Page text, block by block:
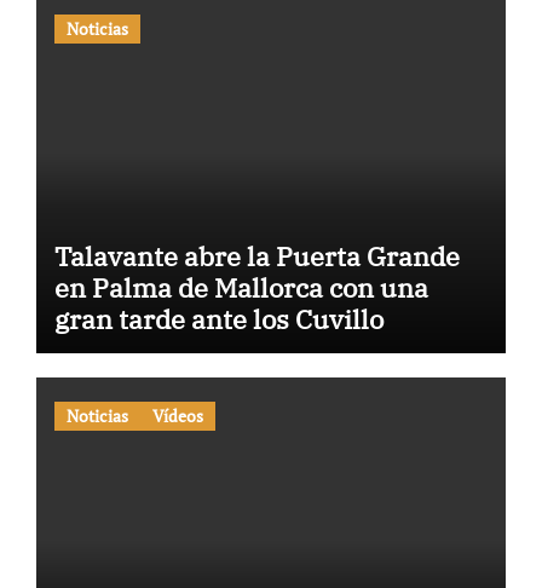
Noticias
Talavante abre la Puerta Grande
en Palma de Mallorca con una
gran tarde ante los Cuvillo
Noticias Vídeos